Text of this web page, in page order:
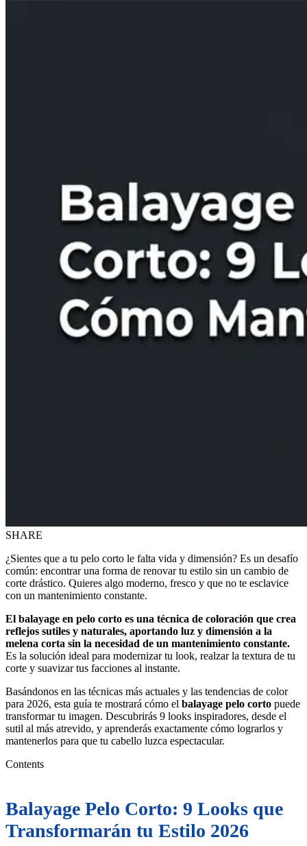
SHARE
¿Sientes que a tu pelo corto le falta vida y dimensión? Es un desafío
común: encontrar una forma de renovar tu estilo sin un cambio de
corte drástico. Quieres algo moderno, fresco y que no te esclavice
con un mantenimiento constante.
El balayage en pelo corto es una técnica de coloración que crea
reflejos sutiles y naturales, aportando luz y dimensión a la
melena corta sin la necesidad de un mantenimiento constante.
Es la solución ideal para modernizar tu look, realzar la textura de tu
corte y suavizar tus facciones al instante.
Basándonos en las técnicas más actuales y las tendencias de color
para 2026, esta guía te mostrará cómo el balayage pelo corto puede
transformar tu imagen. Descubrirás 9 looks inspiradores, desde el
sutil al más atrevido, y aprenderás exactamente cómo lograrlos y
mantenerlos para que tu cabello luzca espectacular.
Contents
Balayage Pelo Corto: 9 Looks que
Transformarán tu Estilo 2026